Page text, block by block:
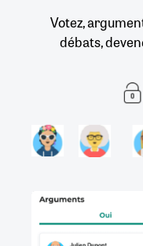
Votez,
débats,